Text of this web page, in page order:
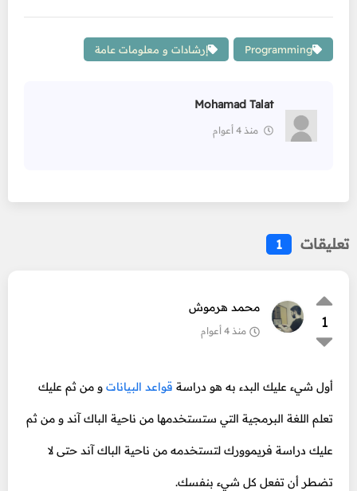
Programming إرشادات و معلومات عامة
Mohamad Talat
منذ 4 أعوام
تعليقات 1
1
محمد هرموش
منذ 4 أعوام
أول شيء عليك البدء به هو دراسة قواعد البيانات و من ثم عليك
تعلم اللغة البرمجية التي ستستخدمها من ناحية الباك آند و من ثم
عليك دراسة فريموورك لتستخدمه من ناحية الباك آند حتى لا
تضطر أن تفعل كل شيء بنفسك.